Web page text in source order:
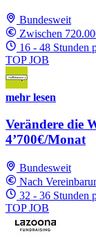
Bundesweit
Zwischen
16 - 48 Stunden
TOP JOB
mehr lesen
Verändere die
4’700€/Monat
Bundesweit
Nach
32 - 36 Stunden
TOP JOB